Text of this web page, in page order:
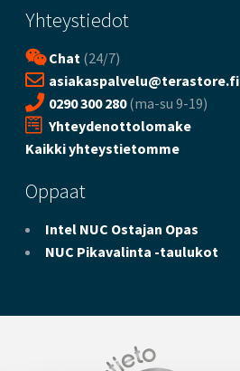
Yhteystiedot
Chat (24/7)
asiakaspalvelu@terastore.fi
0290 300 280(ma-su 9-19)
Yhteydenottolomake
Kaikki yhteystietomme
Oppaat
Intel NUC Ostajan Opas
NUC Pikavalinta -taulukot